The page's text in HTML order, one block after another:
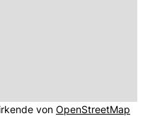
Fenster).
von OpenStreetMap